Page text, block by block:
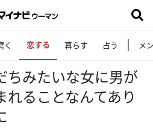
く 恋する 暮らす 占う メ
ちみたいな女に男が
れることなんてあり